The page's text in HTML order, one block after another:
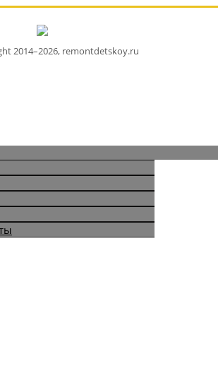
2014–2026, remontdetskoy.ru